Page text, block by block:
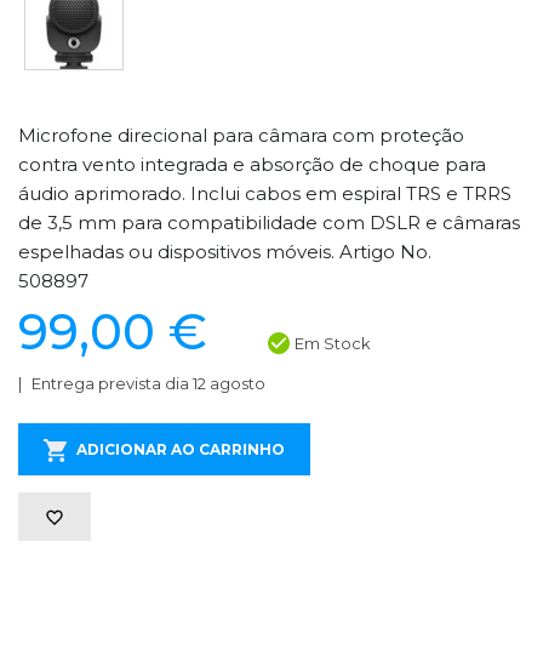
Microfone direcional para câmara com proteção
contra vento integrada e absorção de choque para
áudio aprimorado. Inclui cabos em espiral TRS e TRRS
de 3,5 mm para compatibilidade com DSLR e câmaras
espelhadas ou dispositivos móveis. Artigo No.
508897
99,00 € Em Stock
Entrega prevista dia 12 agosto
ADICIONAR AO CARRINHO